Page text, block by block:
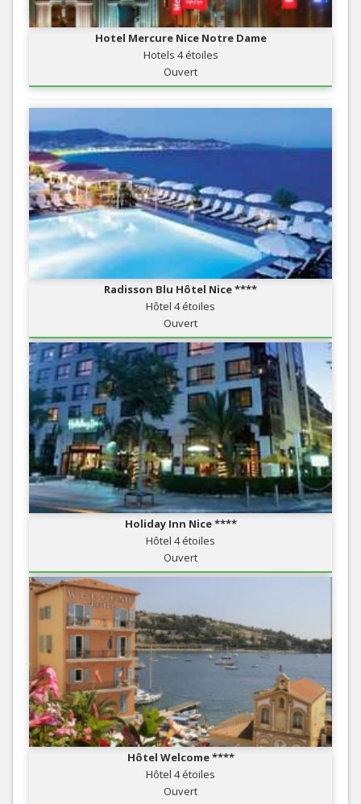
Hotel Mercure Nice Notre Dame
Hotels 4 étoiles
Ouvert
Radisson Blu Hôtel Nice ****
Hôtel 4 étoiles
Ouvert
Holiday Inn Nice ****
Hôtel 4 étoiles
Ouvert
Hôtel Welcome ****
Hôtel 4 étoiles
Ouvert